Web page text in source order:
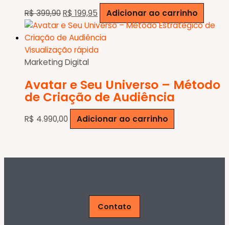
R$399,90O
preço
original
era:
R$ 399,90.
R$ 199,95
preço
atual
é:
Adicionar ao carrinho
Visualização rápida
Marketing Digital
Avatar e Seu Universo – Método
de Criação de Audiência
R$ 4.990,00 Adicionar ao carrinho
Contato